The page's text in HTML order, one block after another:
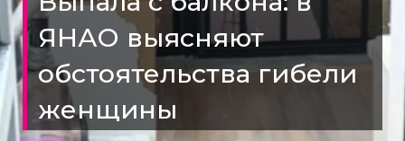
ЯНАО выясняют
обстоятельства гибели
женщины